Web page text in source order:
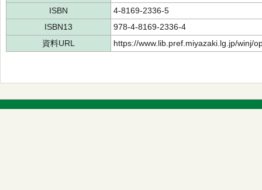
ISBN
4-8169-2336-5
ISBN13
978-4-8169-2336-4
資料URL
https://www.lib.pref.miyazaki.lg.jp/winj/